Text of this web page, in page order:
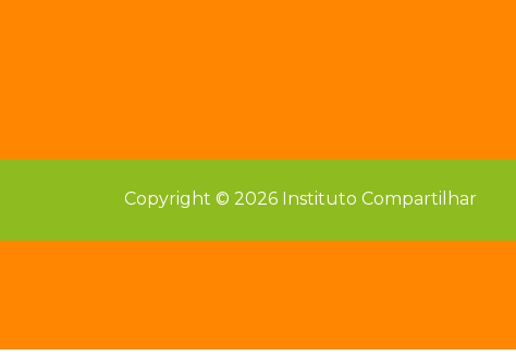
Copyright © 2026 Instituto Compartilhar